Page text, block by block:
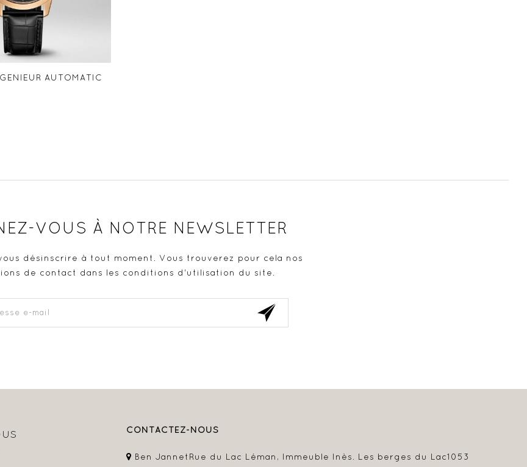
AUTOMATIC
VOUS À NOTRE NEWSLETTER
désinscrire à tout moment. Vous trouverez pour cela nos
de contact dans les conditions d'utilisation du site.
CONTACTEZ-NOUS
Ben Jannet Rue du Lac Léman, Immeuble Inès. Les berges du Lac1053